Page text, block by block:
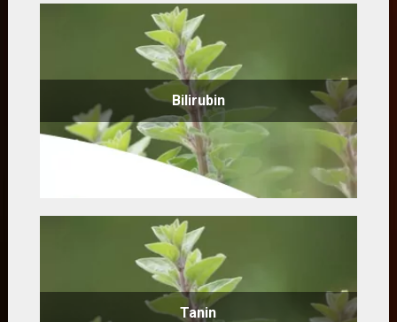
Bilirubin
Tanin